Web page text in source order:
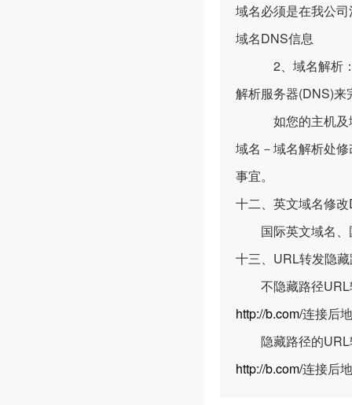
域名必须是在我公
域名DNS信息
2、域名解析：域
解析服务器(DNS)来
如您的主机及域
域名－域名解析处
事宜。
十二、英文域名修
国际英文域名、
十三、URL转发隐
不隐藏路径URL
http://b.com/连接后
隐藏路径的URL
http://b.com/连接后